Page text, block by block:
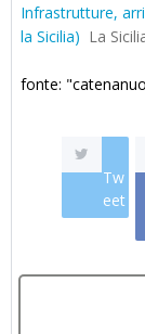
Infrastrutture,
la Sicilia) La
fonte:
Tw
eet